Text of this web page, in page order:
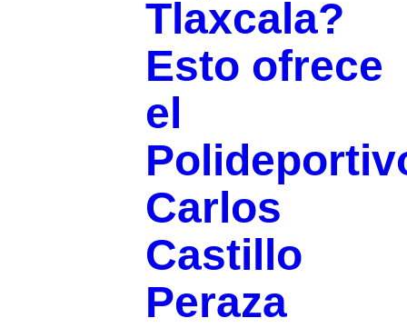
Tlaxcala?
Esto ofrece
el
Carlos
Castillo
Peraza